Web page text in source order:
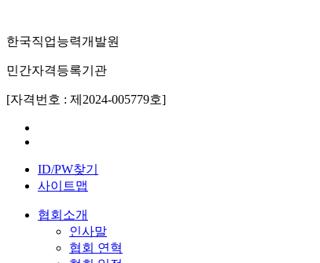
한국직업능력개발원
민간자격등록기관
[자격번호 : 제2024-005779호]
ID/PW찾기
사이트맵
협회소개
인사말
협회 연혁